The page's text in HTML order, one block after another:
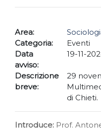
Area:
Categoria:
Eventi
Data
avviso:
19-11-
Descrizione
breve:
29
di Chieti.
Introduce: Prof.